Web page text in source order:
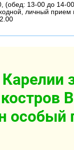
(обед: 13-00 до 14-
личный прием
особый